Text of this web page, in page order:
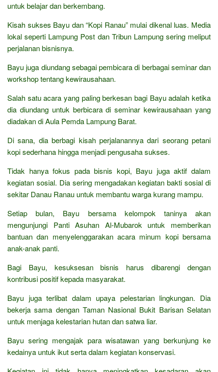
untuk belajar dan berkembang.
Kisah sukses Bayu dan “Kopi Ranau” mulai dikenal luas. Media
lokal seperti Lampung Post dan Tribun Lampung sering meliput
perjalanan bisnisnya.
Bayu juga diundang sebagai pembicara di berbagai seminar dan
workshop tentang kewirausahaan.
Salah satu acara yang paling berkesan bagi Bayu adalah ketika
dia diundang untuk berbicara di seminar kewirausahaan yang
diadakan di Aula Pemda Lampung Barat.
Di sana, dia berbagi kisah perjalanannya dari seorang petani
kopi sederhana hingga menjadi pengusaha sukses.
Tidak hanya fokus pada bisnis kopi, Bayu juga aktif dalam
kegiatan sosial. Dia sering mengadakan kegiatan bakti sosial di
sekitar Danau Ranau untuk membantu warga kurang mampu.
Setiap bulan, Bayu bersama kelompok taninya akan
mengunjungi Panti Asuhan Al-Mubarok untuk memberikan
bantuan dan menyelenggarakan acara minum kopi bersama
anak-anak panti.
Bagi Bayu, kesuksesan bisnis harus dibarengi dengan
kontribusi positif kepada masyarakat.
Bayu juga terlibat dalam upaya pelestarian lingkungan. Dia
bekerja sama dengan Taman Nasional Bukit Barisan Selatan
untuk menjaga kelestarian hutan dan satwa liar.
Bayu sering mengajak para wisatawan yang berkunjung ke
kedainya untuk ikut serta dalam kegiatan konservasi.